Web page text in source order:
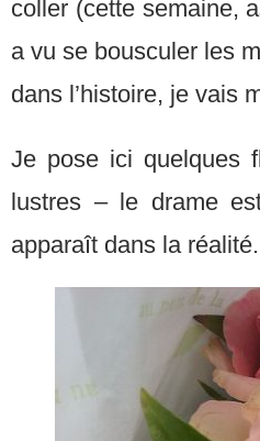
coller (cette semaine,
a vu se bousculer les
dans l’histoire, je vais
Je pose ici quelques
lustres – le drame
apparaît dans la réalité.